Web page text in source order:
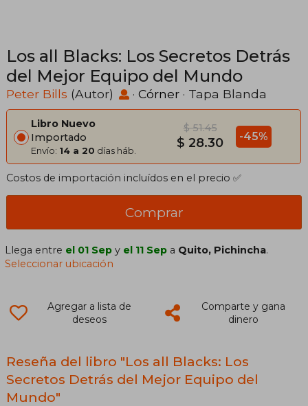
Los all Blacks: Los Secretos Detrás
del Mejor Equipo del Mundo
Peter Bills (Autor) · Córner · Tapa Blanda
Libro Nuevo
Importado
Envío: 14 a 20 días háb.
$ 51.45
$ 28.30 -45%
Costos de importación incluídos en el precio ✅
Comprar
Llega entre el 01 Sep y el 11 Sep a Quito, Pichincha.
Seleccionar ubicación
Agregar a lista de
deseos
Comparte y gana
dinero
Reseña del libro "Los all Blacks: Los
Secretos Detrás del Mejor Equipo del
Mundo"